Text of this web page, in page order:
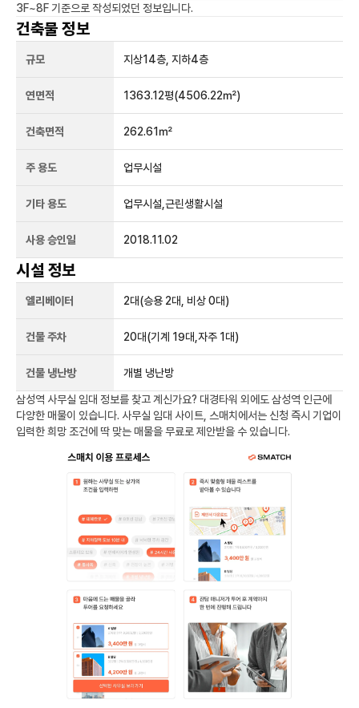
3F~8F 기준으로 작성되었던 정보입니다.
건축물 정보
규모 지상14층, 지하4층
연면적 1363.12평(4506.22㎡)
건축면적 262.61㎡
주 용도 업무시설
기타 용도 업무시설,근린생활시설
사용 승인일 2018.11.02
시설 정보
엘리베이터 2대(승용 2대, 비상 0대)
건물 주차 20대(기계 19대,자주 1대)
건물 냉난방 개별 냉난방
삼성역 사무실 임대 정보를 찾고 계신가요? 대경타워 외에도 삼성역 인근에
다양한 매물이 있습니다. 사무실 임대 사이트, 스매치에서는 신청 즉시 기업이
입력한 희망 조건에 딱 맞는 매물을 무료로 제안받을 수 있습니다.